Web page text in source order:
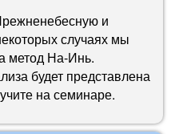
и
случаях мы
метод На-Инь.
будет представлена
на семинаре.